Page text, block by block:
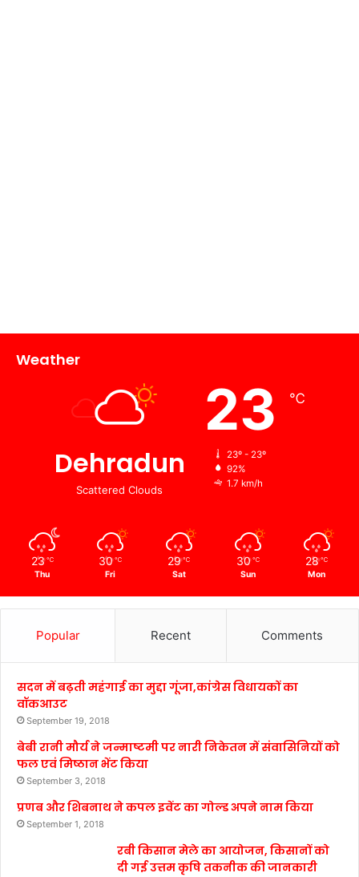
Weather
Dehradun
Scattered Clouds
23 ℃
23º - 23º
92%
1.7 km/h
23 ℃
Thu
30 ℃
Fri
29 ℃
Sat
30 ℃
Sun
28 ℃
Mon
Popular Recent Comments
सदन में बढ़ती महंगाई का मुद्दा गूंजा,कांग्रेस विधायकों का
वॉकआउट
September 19, 2018
बेबी रानी मौर्य ने जन्माष्टमी पर नारी निकेतन में संवासिनियों को
फल एवं मिष्ठान भेंट किया
September 3, 2018
प्रणब और शिबनाथ ने कपल इवेंट का गोल्ड अपने नाम किया
September 1, 2018
रबी किसान मेले का आयोजन, किसानों को
दी गई उत्तम कृषि तकनीक की जानकारी